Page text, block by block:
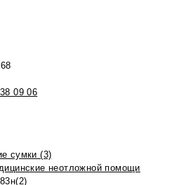
09 06
сумки (3)
неотложной помощи